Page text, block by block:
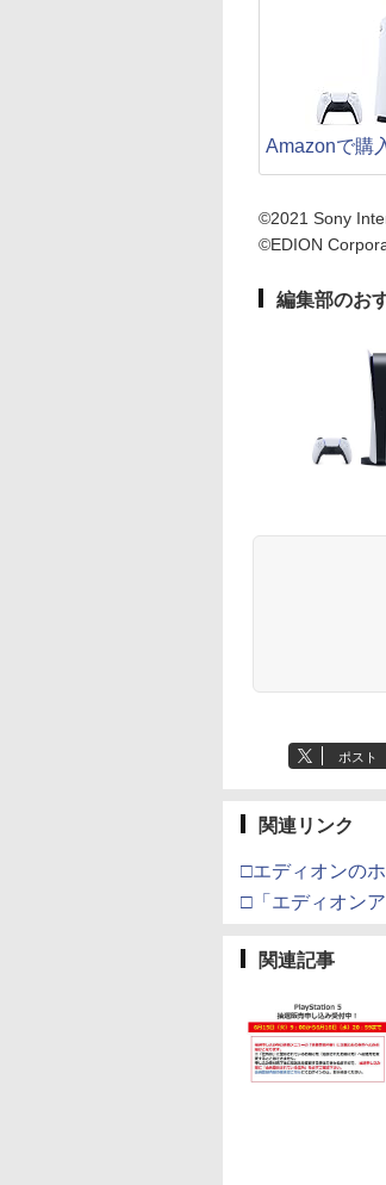
Amazonで購
©2021 Sony
©EDION
編集部のお
ポスト
関連リンク
□エディオンの
□「エディオン
関連記事